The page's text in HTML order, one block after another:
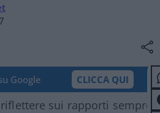
Google CLICCA QUI
sui rapporti sempre